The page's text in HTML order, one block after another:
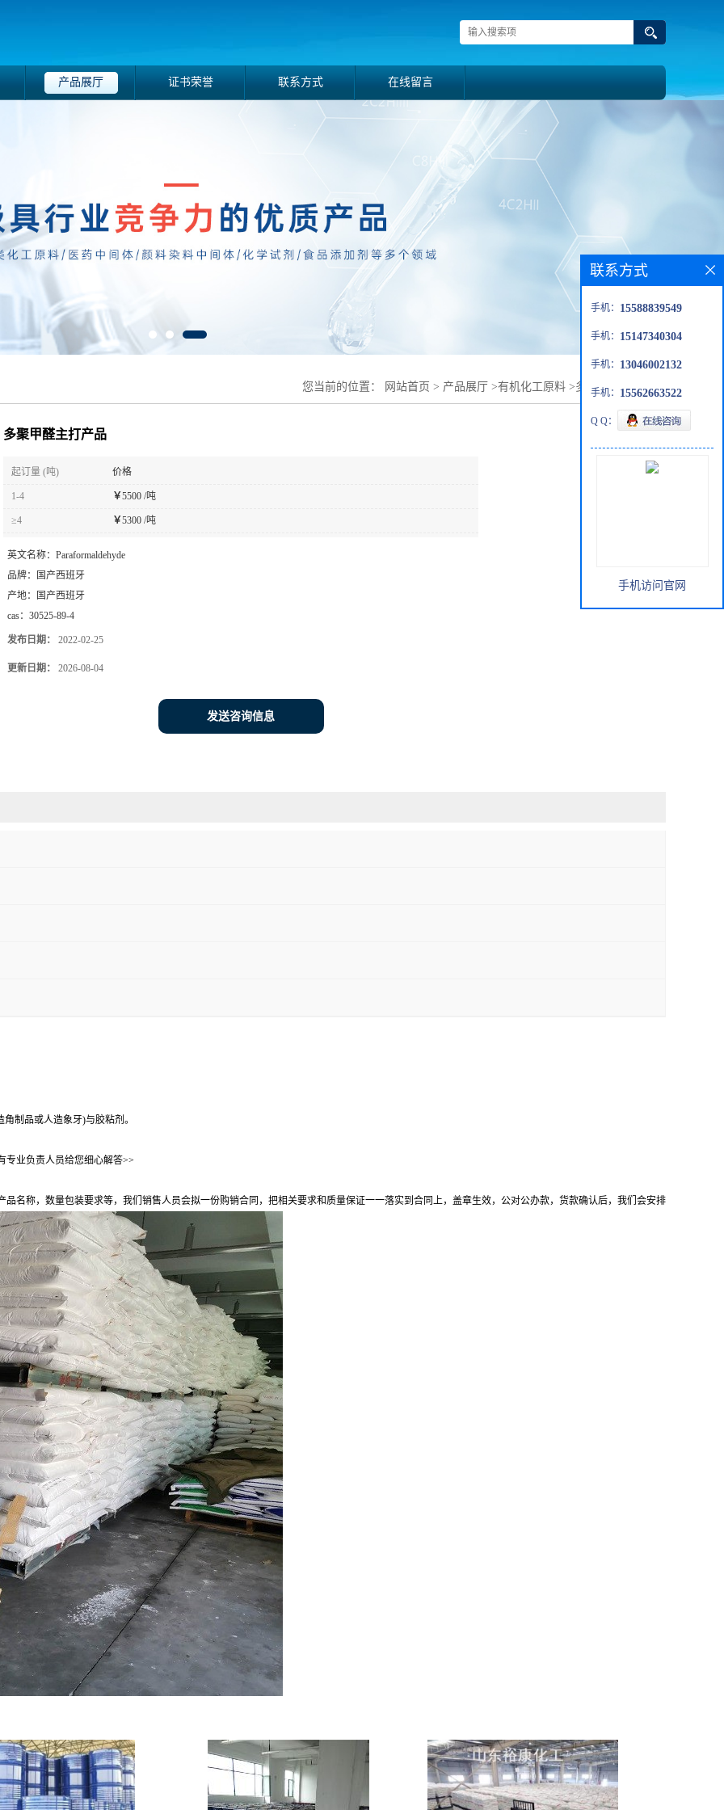
产品展厅 证书荣誉 联系方式 在线留言
您当前的位置： 网站首页 > 产品展厅 >有机化工原料 >多聚甲醛主打产品
多聚甲醛主打产品
起订量 (吨) 价格
1-4 ￥5500 /吨
≥4 ￥5300 /吨
英文名称： Paraformaldehyde
品牌：
国产西班牙
产地：
国产西班牙
cas： 30525-89-4
发布日期： 2022-02-25
更新日期： 2026-08-04
发送咨询信息
制品或人造象牙)与胶粘剂。
专业负责人员给您细心解答>>
名称，数量包装要求等，我们销售人员会拟一份购销合同，把相关要求和质量保证一一落实到合同上，盖章生效，公对公办款，货款确认后，我们会安排
联系方式
手机： 15588839549
手机： 15147340304
手机： 13046002132
手机： 15562663522
Q Q：
手机访问官网